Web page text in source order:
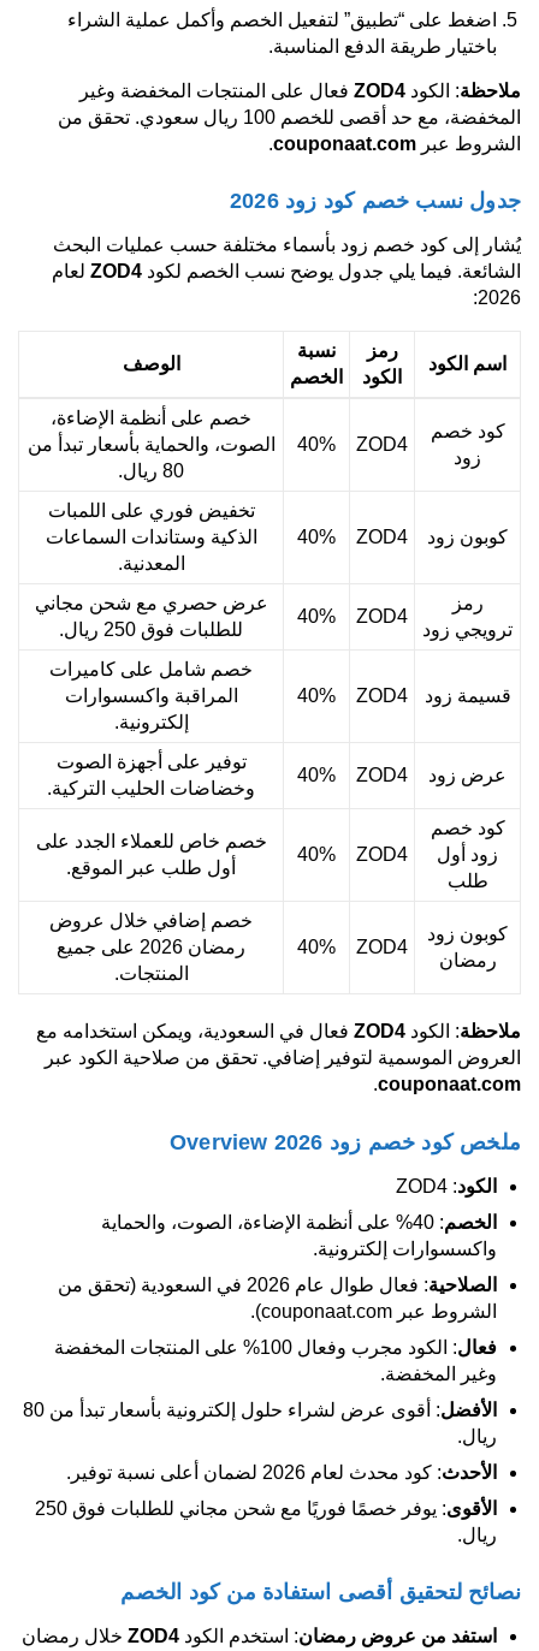
اضغط على “تطبيق” لتفعيل الخصم وأكمل عملية الشراء
باختيار طريقة الدفع المناسبة.
ملاحظة: الكود ZOD4 فعال على المنتجات المخفضة وغير
المخفضة، مع حد أقصى للخصم 100 ريال سعودي. تحقق من
الشروط عبر couponaat.com
.
جدول نسب خصم كود زود 2026
يُشار إلى كود خصم زود بأسماء مختلفة حسب عمليات البحث
الشائعة. فيما يلي جدول يوضح نسب الخصم لكود ZOD4 لعام
2026:
اسم الكود
رمز
الكود
نسبة
الخصم
الوصف
كود خصم
زود
ZOD4
40%
خصم على أنظمة الإضاءة،
الصوت، والحماية بأسعار تبدأ من
80 ريال.
كوبون زود ZOD4
40%
تخفيض فوري على اللمبات
الذكية وستاندات السماعات
المعدنية.
رمز
ترويجي زود
ZOD4
40%
عرض حصري مع شحن مجاني
للطلبات فوق 250 ريال.
قسيمة زود ZOD4
40%
خصم شامل على كاميرات
المراقبة واكسسوارات
إلكترونية.
عرض زود ZOD4
40%
توفير على أجهزة الصوت
وخضاضات الحليب التركية.
كود خصم
زود أول
طلب
ZOD4
40%
خصم خاص للعملاء الجدد على
أول طلب عبر الموقع.
كوبون زود
رمضان
ZOD4
40%
خصم إضافي خلال عروض
رمضان 2026 على جميع
المنتجات.
ملاحظة: الكود ZOD4 فعال في السعودية، ويمكن استخدامه مع
العروض الموسمية لتوفير إضافي. تحقق من صلاحية الكود عبر
couponaat.com
.
ملخص كود خصم زود 2026 Overview
الكود: ZOD4
الخصم
: 40% على أنظمة الإضاءة، الصوت، والحماية
واكسسوارات إلكترونية.
الصلاحية
: فعال طوال عام 2026 في السعودية (تحقق من
الشروط عبر couponaat.com).
فعال
: الكود مجرب وفعال 100% على المنتجات المخفضة
وغير المخفضة.
الأفضل
: أقوى عرض لشراء حلول إلكترونية بأسعار تبدأ من 80
ريال.
الأحدث: كود محدث لعام 2026 لضمان أعلى نسبة توفير.
الأقوى
: يوفر خصمًا فوريًا مع شحن مجاني للطلبات فوق 250
ريال.
نصائح لتحقيق أقصى استفادة من كود الخصم
استفد من عروض رمضان: استخدم الكود ZOD4 خلال رمضان